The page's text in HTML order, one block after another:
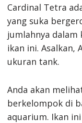
Cardinal Tetra
yang suka
jumlahnya
ikan ini. Asalkan,
ukuran tank.
Anda akan
berkelompok di
aquarium. Ikan